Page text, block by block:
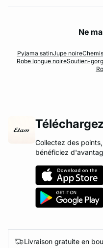
Ne
Pyjama satinJupe noire
Robe longue noireSoutien-
Collectez des
bénéficiez
Livraison gratuite en